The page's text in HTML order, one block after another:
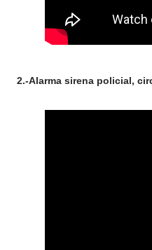
2.-Alarma sirena policial,